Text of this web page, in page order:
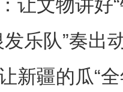
故事 | 哈班拜的
让文物讲好
发乐队”奏出
新疆的瓜“